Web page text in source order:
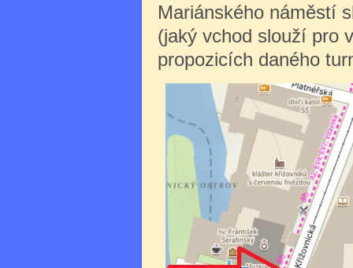
Mariánského náměstí
(jaký vchod slouží pro
propozicích daného